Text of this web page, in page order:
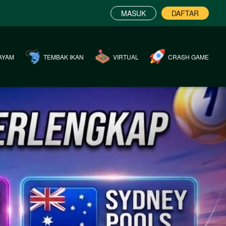
MASUK DAFTAR
TEMBAK IKAN VIRTUAL CRASH GAME
Next